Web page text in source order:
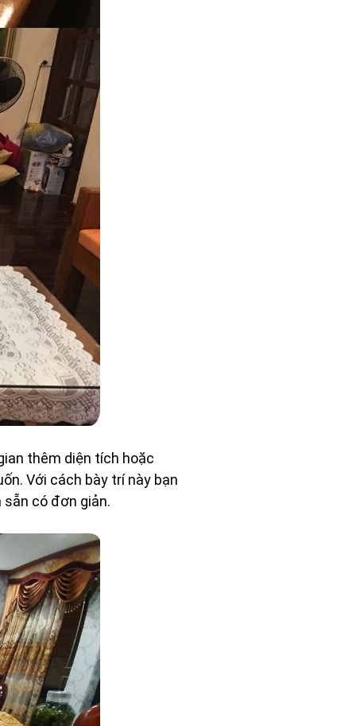
thêm diện tích hoặc
Với cách bày trí này bạn
sẵn có đơn giản.